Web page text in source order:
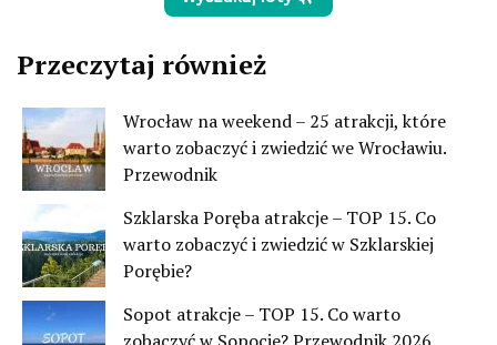
Przeczytaj również
Wrocław na weekend – 25 atrakcji, które
warto zobaczyć i zwiedzić we Wrocławiu.
Przewodnik
Szklarska Poręba atrakcje – TOP 15. Co
warto zobaczyć i zwiedzić w Szklarskiej
Porębie?
Sopot atrakcje – TOP 15. Co warto
zobaczyć w Sopocie? Przewodnik 2026